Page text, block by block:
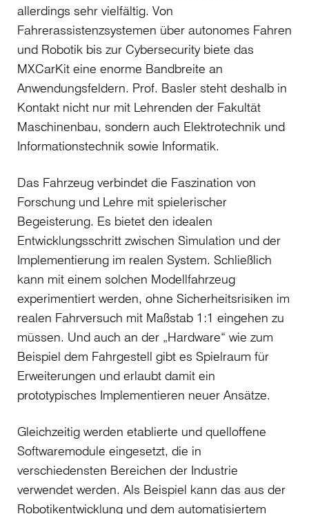
allerdings sehr vielfältig. Von
Fahrerassistenzsystemen über autonomes Fahren
und Robotik bis zur Cybersecurity biete das
MXCarKit eine enorme Bandbreite an
Anwendungsfeldern. Prof. Basler steht deshalb in
Kontakt nicht nur mit Lehrenden der Fakultät
Maschinenbau, sondern auch Elektrotechnik und
Informationstechnik sowie Informatik.
Das Fahrzeug verbindet die Faszination von
Forschung und Lehre mit spielerischer
Begeisterung. Es bietet den idealen
Entwicklungsschritt zwischen Simulation und der
Implementierung im realen System. Schließlich
kann mit einem solchen Modellfahrzeug
experimentiert werden, ohne Sicherheitsrisiken im
realen Fahrversuch mit Maßstab 1:1 eingehen zu
müssen. Und auch an der „Hardware“ wie zum
Beispiel dem Fahrgestell gibt es Spielraum für
Erweiterungen und erlaubt damit ein
prototypisches Implementieren neuer Ansätze.
Gleichzeitig werden etablierte und quelloffene
Softwaremodule eingesetzt, die in
verschiedensten Bereichen der Industrie
verwendet werden. Als Beispiel kann das aus der
Robotikentwicklung und dem automatisiertem